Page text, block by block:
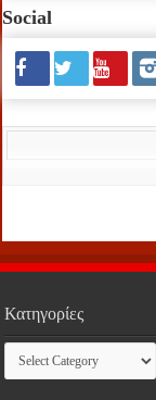
Social
Κατηγορίες
Κατηγορίες